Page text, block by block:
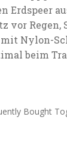
Erdspeer
vor Regen,
Nylon-
beim
Bought